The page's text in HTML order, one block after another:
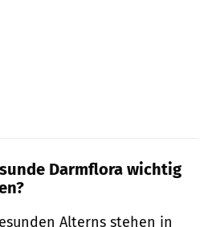
Darmflora wichtig
Alterns stehen in